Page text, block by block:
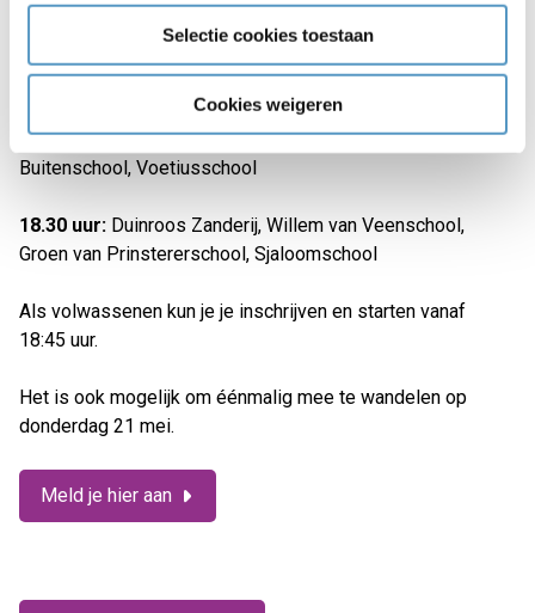
Selectie cookies toestaan
Cookies weigeren
Daltonschool, Prins Willem Alexanderschool, Marnixschool
18.15 uur:De Burcht, Dubbelburg, Verrekijker, Leidse
Buitenschool, Voetiusschool
18.30 uur: Duinroos Zanderij, Willem van Veenschool,
Groen van Prinstererschool, Sjaloomschool
Als volwassenen kun je je inschrijven en starten vanaf
18:45 uur.
Het is ook mogelijk om éénmalig mee te wandelen op
donderdag 21 mei.
Meld je hier aan